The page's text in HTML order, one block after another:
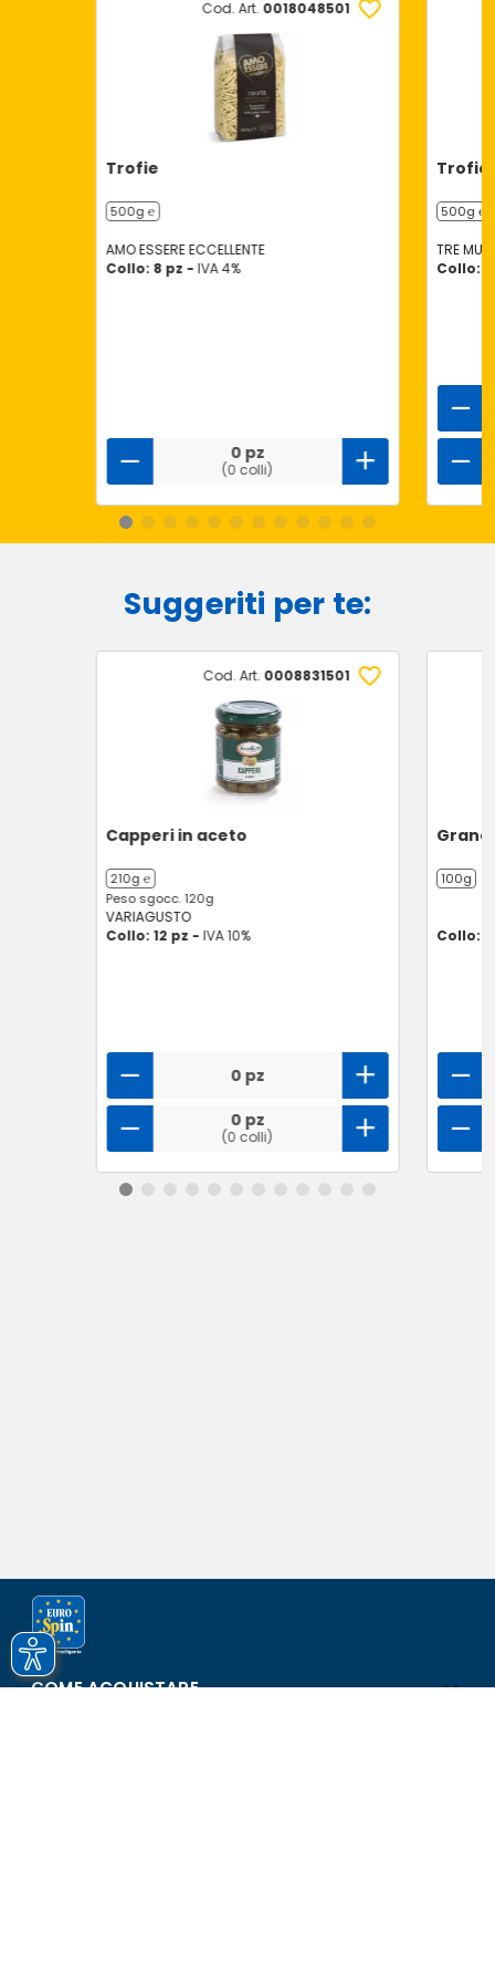
Cod. Art. 0018048501
Trofie
500g ℮
AMO ESSERE ECCELLENTE
Collo: 8 pz - IVA 4%
0 pz
(0 colli)
Trofie
500g ℮
TRE
Collo:
Suggeriti per te:
Cod. Art. 0008831501
Capperi in aceto
210g ℮
Peso sgocc. 120g
VARIAGUSTO
Collo: 12 pz - IVA 10%
0 pz
0 pz
(0 colli)
100g
Collo:
COME ACQUISTARE